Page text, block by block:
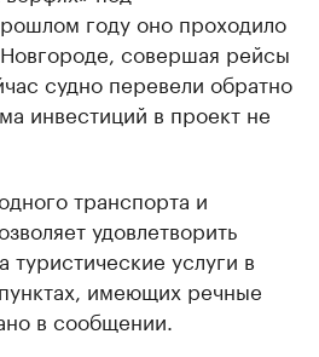
году оно проходило
совершая рейсы
судно перевели обратно
инвестиций в проект не
транспорта и
удовлетворить
услуги в
имеющих речные
в сообщении.